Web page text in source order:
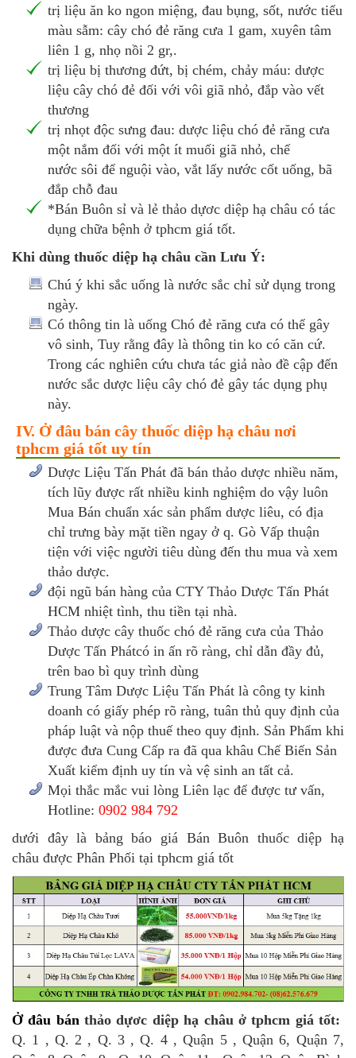
trị liệu ăn ko ngon miệng, đau bụng, sốt, nước tiểu
màu sẫm: cây chó đẻ răng cưa 1 gam, xuyên tâm
liên 1 g, nhọ nồi 2 gr,.
trị liệu bị thương đứt, bị chém, chảy máu: dược
liệu cây chó đẻ đối với vôi giã nhỏ, đắp vào vết
thương
trị nhọt độc sưng đau: dược liệu chó đẻ răng cưa
một nắm đối với một ít muối giã nhỏ, chế
nước sôi để nguội vào, vắt lấy nước cốt uống, bã
đắp chỗ đau
*Bán Buôn sỉ và lẻ thảo dựơc diệp hạ châu có tác
dụng chữa bệnh ở tphcm giá tốt.
Khi dùng thuốc diệp hạ châu cần Lưu Ý:
Chú ý khi sắc uống là nước sắc chỉ sử dụng trong
ngày.
Có thông tin là uống Chó đẻ răng cưa có thể gây
vô sinh, Tuy rằng đây là thông tin ko có căn cứ.
Trong các nghiên cứu chưa tác giả nào đề cập đến
nước sắc dược liệu cây chó đẻ gây tác dụng phụ
này.
IV. Ở đâu bán cây thuốc diệp hạ châu nơi
tphcm giá tốt uy tín
Dược Liệu Tấn Phát đã bán thảo dược nhiều năm,
tích lũy được rất nhiều kinh nghiệm do vậy luôn
Mua Bán chuẩn xác sản phẩm dược liêu, có địa
chỉ trưng bày mặt tiền ngay ở q. Gò Vấp thuận
tiện với việc người tiêu dùng đến thu mua và xem
thảo dược.
đội ngũ bán hàng của CTY Thảo Dược Tấn Phát
HCM nhiệt tình, thu tiền tại nhà.
Thảo dược cây thuốc chó đẻ răng cưa của Thảo
Dược Tấn Phátcó in ấn rõ ràng, chỉ dẫn đầy đủ,
trên bao bì quy trình dùng
Trung Tâm Dược Liệu Tấn Phát là công ty kinh
doanh có giấy phép rõ ràng, tuân thủ quy định của
pháp luật và nộp thuế theo quy định. Sản Phẩm khi
được đưa Cung Cấp ra đã qua khâu Chế Biến Sản
Xuất kiểm định uy tín và vệ sinh an tất cả.
Mọi thắc mắc vui lòng Liên lạc để được tư vấn,
Hotline: 0902 984 792
dưới đây là bảng báo giá Bán Buôn thuốc diệp hạ
châu được Phân Phối tại tphcm giá tốt
Ở đâu bánthảo dựơc diệp hạ châu ở tphcm giá tốt:
Q. 1 , Q. 2 , Q. 3 , Q. 4 , Quận 5 , Quận 6, Quận 7,